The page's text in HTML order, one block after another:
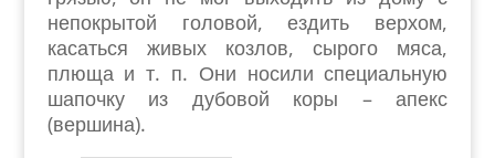
непокрытой головой, ездить верхом,
касаться живых козлов, сырого мяса,
плюща и т. п. Они носили специальную
шапочку из дубовой коры – апекс
(вершина).